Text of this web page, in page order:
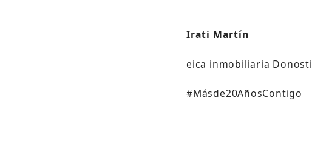
Irati Martín
eica inmobiliaria Donosti
#Másde20AñosContigo